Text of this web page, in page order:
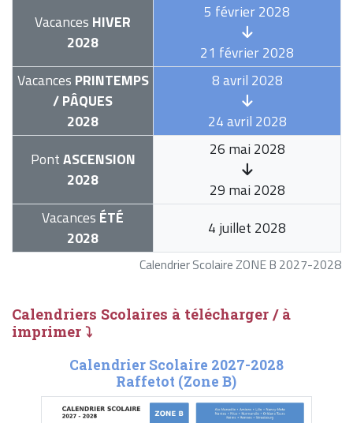
Calendrier Scolaire ZONE B 2027-2028
Vacances HIVER
2028
5 février 2028
21 février 2028
Vacances PRINTEMPS
/ PÂQUES
2028
8 avril 2028
24 avril 2028
PontASCENSION
2028
26 mai 2028
29 mai 2028
Vacances ÉTÉ
2028
4 juillet 2028
Calendriers Scolaires à télécharger / à
imprimer ⤵
Calendrier Scolaire 2027-2028
Raffetot (Zone B)